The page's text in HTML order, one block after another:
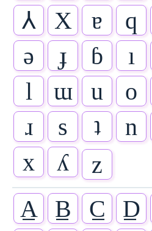
⅄
X ɐ q
ǝ
ɟ ɓ ı
l
ɯ u o
ɹ
s ʇ n
x
ʎ
z
A̲
B̲ C̲ D̲